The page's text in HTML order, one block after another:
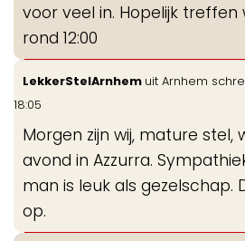
voor veel in. Hopelijk treffen
rond 12:00
LekkerStelArnhem uit Arnhem
18:05
Morgen zijn wij, mature stel,
avond in Azzurra.
man is leuk als gezelschap.
op.